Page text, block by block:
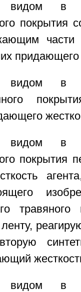
видом в
покрытия
части
придающего
видом в
видом в
покрытия
ленту,
видом в